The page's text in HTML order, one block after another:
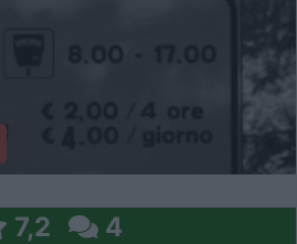
7,2 4